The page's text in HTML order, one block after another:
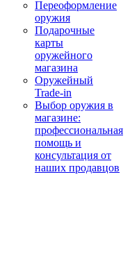
Переоформление
оружия
Подарочные
карты
оружейного
магазина
Оружейный
Trade-in
Выбор оружия в
магазине:
профессиональная
помощь и
консультация от
наших продавцов